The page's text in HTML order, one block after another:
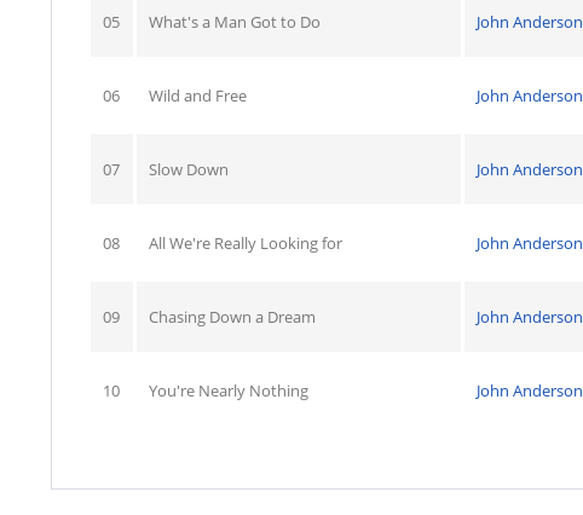
05 What's a Man Got to Do John Anderson
06 Wild and Free John Anderson
07 Slow Down John Anderson
08 All We're Really Looking for John Anderson
09 Chasing Down a Dream John Anderson
10 You're Nearly Nothing John Anderson